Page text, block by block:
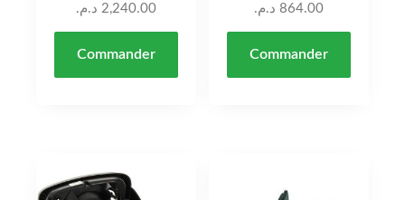
2,240.00 د.م.
Commander
864.00 د.م.
Commander